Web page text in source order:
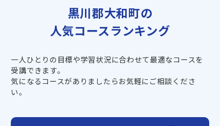
黒川郡大和町の
人気コースランキング
一人ひとりの目標や学習状況に合わせて最適なコースを
受講できます。
気になるコースがありましたらお気軽にご相談くださ
い。